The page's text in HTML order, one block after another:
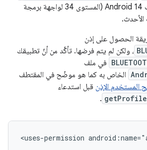
للتطبيقات التي تستهدف Android 14 (المستوى 34 لواجهة برمجة
الأحدث.
الحصول على إذن
، ولكن لم يتم فرضها. تأكَّد من أنّ تطبيقك
في ملف
الخاص به كما هو موضّح في المقتطف
المستخدم الإذن قبل استدعاء
.
<uses-permission